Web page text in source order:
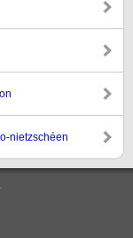
nietzschéen